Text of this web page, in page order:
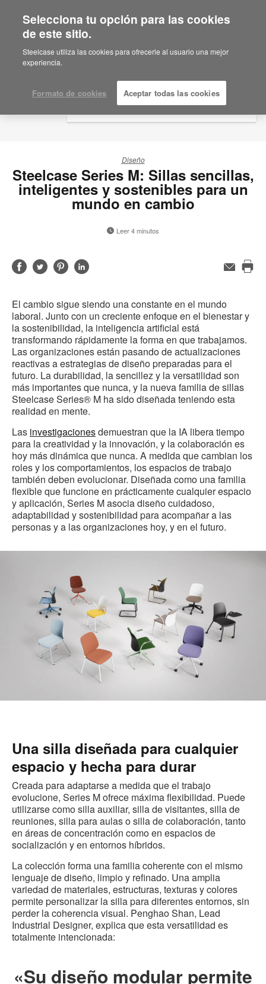
Are you in United States?
Would you like to see Products we sell in
your region?
English
Español
Diseño
Steelcase Series M: Sillas sencillas,
inteligentes y sostenibles para un
mundo en cambio
Leer 4 minutos
Compartir
Compartir
Compartir
Compartir
in
Correo
El cambio sigue siendo una constante en el mundo
laboral. Junto con un creciente enfoque en el bienestar y
la sostenibilidad, la inteligencia artificial está
transformando rápidamente la forma en que trabajamos.
Las organizaciones están pasando de actualizaciones
reactivas a estrategias de diseño preparadas para el
futuro. La durabilidad, la sencillez y la versatilidad son
más importantes que nunca, y la nueva familia de sillas
Steelcase Series® M ha sido diseñada teniendo esta
realidad en mente.
Las investigacionesdemuestran que la IA libera tiempo
para la creatividad y la innovación, y la colaboración es
hoy más dinámica que nunca. A medida que cambian los
roles y los comportamientos, los espacios de trabajo
también deben evolucionar. Diseñada como una familia
flexible que funcione en prácticamente cualquier espacio
y aplicación, Series M asocia diseño cuidadoso,
adaptabilidad y sostenibilidad para acompañar a las
personas y a las organizaciones hoy, y en el futuro.
Una silla diseñada para cualquier
espacio y hecha para durar
Creada para adaptarse a medida que el trabajo
evolucione, Series M ofrece máxima flexibilidad. Puede
utilizarse como silla auxiliar, silla de visitantes, silla de
reuniones, silla para aulas o silla de colaboración, tanto
en áreas de concentración como en espacios de
socialización y en entornos híbridos.
La colección forma una familia coherente con el mismo
lenguaje de diseño, limpio y refinado. Una amplia
variedad de materiales, estructuras, texturas y colores
permite personalizar la silla para diferentes entornos, sin
perder la coherencia visual. Penghao Shan, Lead
Industrial Designer, explica que esta versatilidad es
totalmente intencionada:
«Su diseño modular permite
Selecciona tu opción para las cookies
de este sitio.
Steelcase utiliza las cookies para ofrecerle al usuario una mejor
experiencia.
Formato de cookies Aceptar todas las cookies